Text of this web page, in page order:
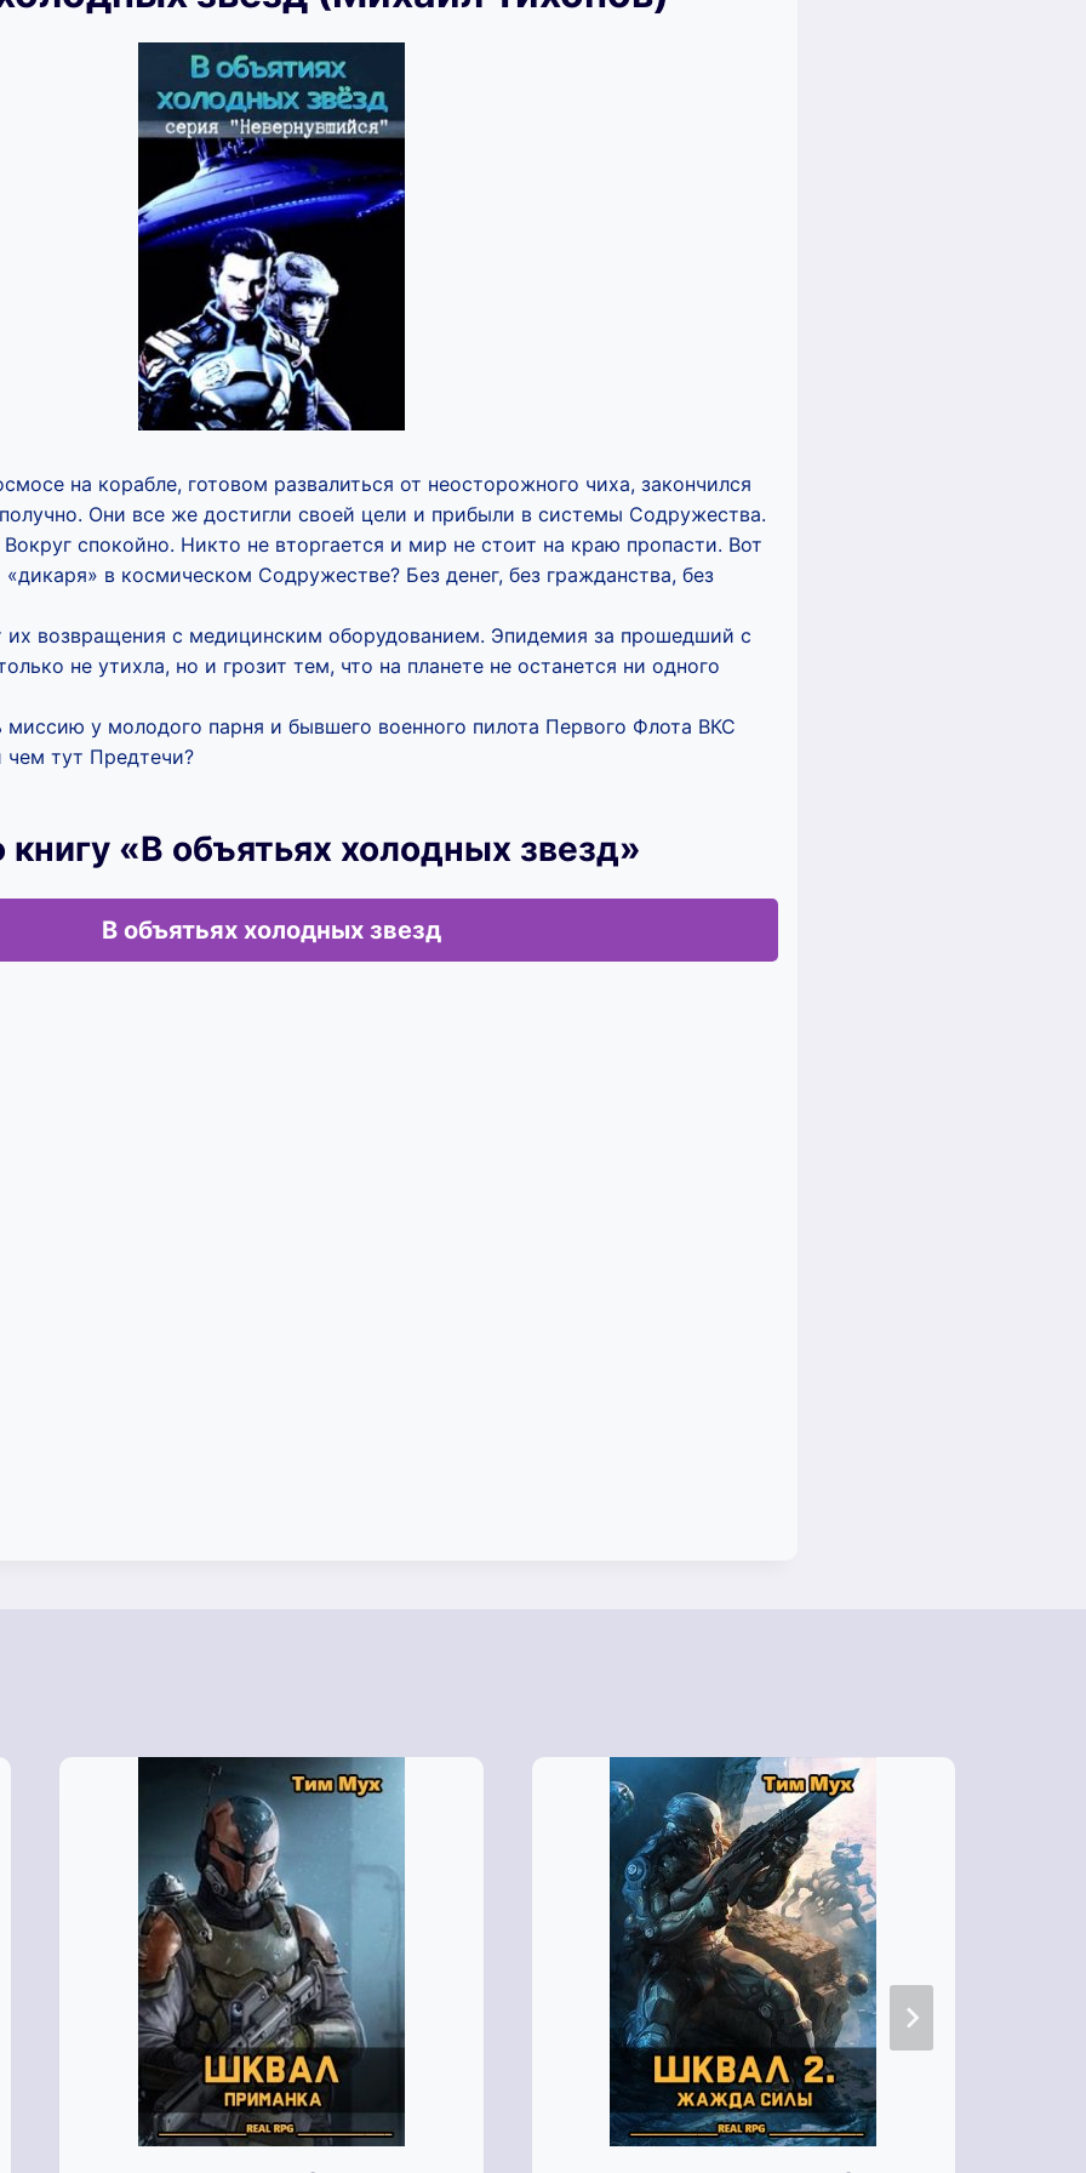
на корабле, готовом развалиться от неосторожного чиха, закончился
Они все же достигли своей цели и прибыли в системы Содружества.
спокойно. Никто не вторгается и мир не стоит на краю пропасти. Вот
в космическом Содружестве? Без денег, без гражданства, без
возвращения с медицинским оборудованием. Эпидемия за прошедший с
не утихла, но и грозит тем, что на планете не останется ни одного
миссию у молодого парня и бывшего военного пилота Первого Флота ВКС
тут Предтечи?
«В объятьях холодных звезд»
В объятьях холодных звезд